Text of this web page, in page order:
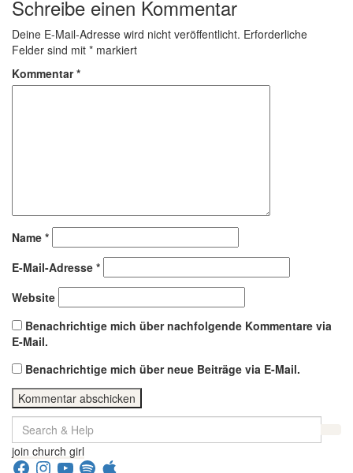
Schreibe einen Kommentar
Deine E-Mail-Adresse wird nicht veröffentlicht. Erforderliche
Felder sind mit * markiert
Kommentar*
Name *
E-Mail-Adresse *
Website
Benachrichtige mich über nachfolgende Kommentare via
E-Mail.
Benachrichtige mich über neue Beiträge via E-Mail.
Search
for:
join church girl
FacebookInstagram
YouTubeSpotifyApple